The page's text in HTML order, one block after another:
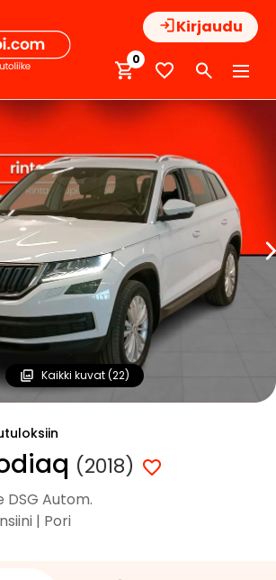
Kirjaudu
0
Kaikki kuvat (22)
(2018)
DSG Autom.
| Pori